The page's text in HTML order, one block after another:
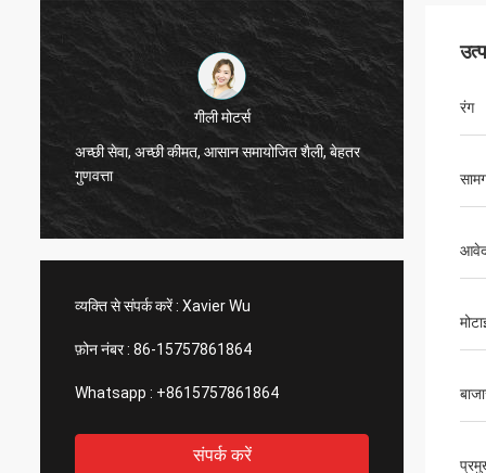
Thinh वियतनाम
हाय, जॉनसन, कृपया 12000 मीटर 2808 दुबला ट्यूब,
हाथीदांत रंग की व्यवस्था करें।
तेज और
व्यक्ति से संपर्क करें : Xavier Wu
फ़ोन नंबर : 86-15757861864
Whatsapp : +8615757861864
संपर्क करें
रंग